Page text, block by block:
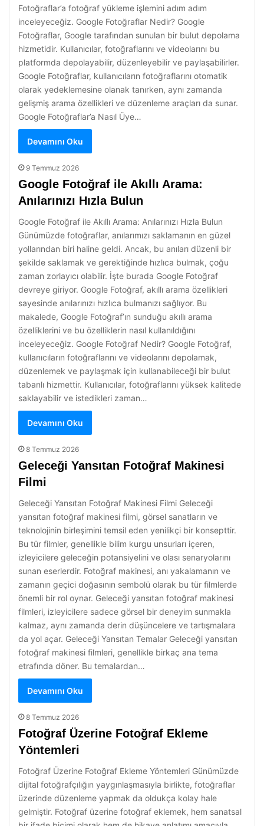
Fotoğraflar’a fotoğraf yükleme işlemini adım adım
inceleyeceğiz. Google Fotoğraflar Nedir? Google
Fotoğraflar, Google tarafından sunulan bir bulut depolama
hizmetidir. Kullanıcılar, fotoğraflarını ve videolarını bu
platformda depolayabilir, düzenleyebilir ve paylaşabilirler.
Google Fotoğraflar, kullanıcıların fotoğraflarını otomatik
olarak yedeklemesine olanak tanırken, aynı zamanda
gelişmiş arama özellikleri ve düzenleme araçları da sunar.
Google Fotoğraflar’a Nasıl Üye…
Devamını Oku
9 Temmuz 2026
Google Fotoğraf ile Akıllı Arama:
Anılarınızı Hızla Bulun
Google Fotoğraf ile Akıllı Arama: Anılarınızı Hızla Bulun
Günümüzde fotoğraflar, anılarımızı saklamanın en güzel
yollarından biri haline geldi. Ancak, bu anıları düzenli bir
şekilde saklamak ve gerektiğinde hızlıca bulmak, çoğu
zaman zorlayıcı olabilir. İşte burada Google Fotoğraf
devreye giriyor. Google Fotoğraf, akıllı arama özellikleri
sayesinde anılarınızı hızlıca bulmanızı sağlıyor. Bu
makalede, Google Fotoğraf’ın sunduğu akıllı arama
özelliklerini ve bu özelliklerin nasıl kullanıldığını
inceleyeceğiz. Google Fotoğraf Nedir? Google Fotoğraf,
kullanıcıların fotoğraflarını ve videolarını depolamak,
düzenlemek ve paylaşmak için kullanabileceği bir bulut
tabanlı hizmettir. Kullanıcılar, fotoğraflarını yüksek kalitede
saklayabilir ve istedikleri zaman…
Devamını Oku
8 Temmuz 2026
Geleceği Yansıtan Fotoğraf Makinesi
Filmi
Geleceği Yansıtan Fotoğraf Makinesi Filmi Geleceği
yansıtan fotoğraf makinesi filmi, görsel sanatların ve
teknolojinin birleşimini temsil eden yenilikçi bir konsepttir.
Bu tür filmler, genellikle bilim kurgu unsurları içeren,
izleyicilere geleceğin potansiyelini ve olası senaryolarını
sunan eserlerdir. Fotoğraf makinesi, anı yakalamanın ve
zamanın geçici doğasının sembolü olarak bu tür filmlerde
önemli bir rol oynar. Geleceği yansıtan fotoğraf makinesi
filmleri, izleyicilere sadece görsel bir deneyim sunmakla
kalmaz, aynı zamanda derin düşüncelere ve tartışmalara
da yol açar. Geleceği Yansıtan Temalar Geleceği yansıtan
fotoğraf makinesi filmleri, genellikle birkaç ana tema
etrafında döner. Bu temalardan…
Devamını Oku
8 Temmuz 2026
Fotoğraf Üzerine Fotoğraf Ekleme
Yöntemleri
Fotoğraf Üzerine Fotoğraf Ekleme Yöntemleri Günümüzde
dijital fotoğrafçılığın yaygınlaşmasıyla birlikte, fotoğraflar
üzerinde düzenleme yapmak da oldukça kolay hale
gelmiştir. Fotoğraf üzerine fotoğraf eklemek, hem sanatsal